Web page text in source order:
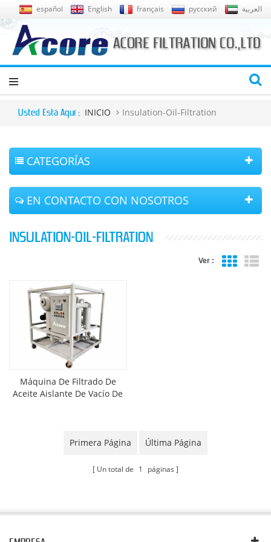
español English français русский العربية
Usted Está Aquí : INICIO Insulation-Oil-Filtration
CATEGORÍAS
EN CONTACTO CON NOSOTROS
INSULATION-OIL-FILTRATION
Ver :
Máquina De Filtrado De
Aceite Aislante De Vacío De
Primera Página Última Página
Un total de 1 páginas